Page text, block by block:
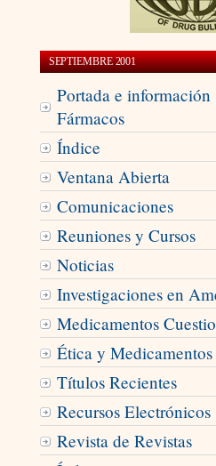
SEPTIEMBRE 2001
Portada e
Fármacos
Índice
Ventana Abierta
Comunicaciones
Reuniones y Cursos
Noticias
Investigaciones en
Medicamentos
Ética y Medicamentos
Títulos Recientes
Recursos Electrónicos
Revista de Revistas